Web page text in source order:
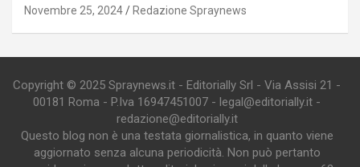
Novembre 25, 2024 Redazione Spraynews
Copyright © 2025 Spraynews.it - Editorially Srl - Via Assisi 21 -
00181 Roma - P.Iva 16947451007 - legal@editorially.it -
redazione@editorially.it
Questo blog non è una testata giornalistica, in quanto viene
aggiornato senza alcuna periodicità. Non può pertanto